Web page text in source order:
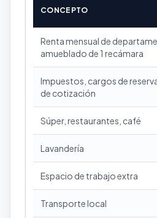
CONCEPTO
Renta mensual de
amueblado de 1 recámara
Impuestos, cargos de
de cotización
Súper, restaurantes, café
Lavandería
Espacio de trabajo extra
Transporte local